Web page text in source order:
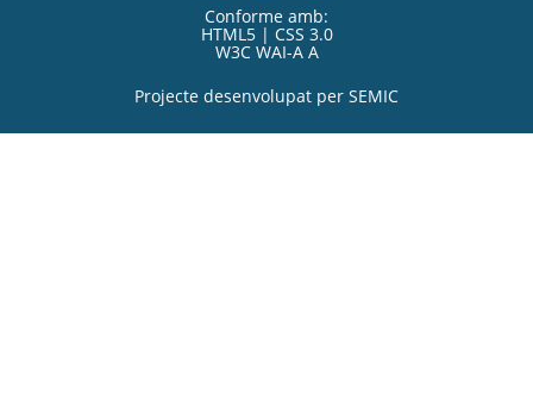
Conforme amb:
HTML5 | CSS 3.0
W3C WAI-A A
Projecte desenvolupat per SEMIC